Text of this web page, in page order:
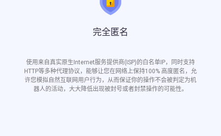
完全匿名
使用来自真实原生Internet服务提供商(ISP)的白名单IP，同时支持
HTTP等多种代理协议，能够让您在网络上保持100% 高度匿名，允
许您模拟自然互联网用户行为，从而保证你的操作不会被判定为机
器人的活动，大大降低出现被封号或者封禁操作的可能性。